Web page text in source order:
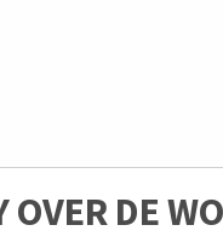
OVER DE